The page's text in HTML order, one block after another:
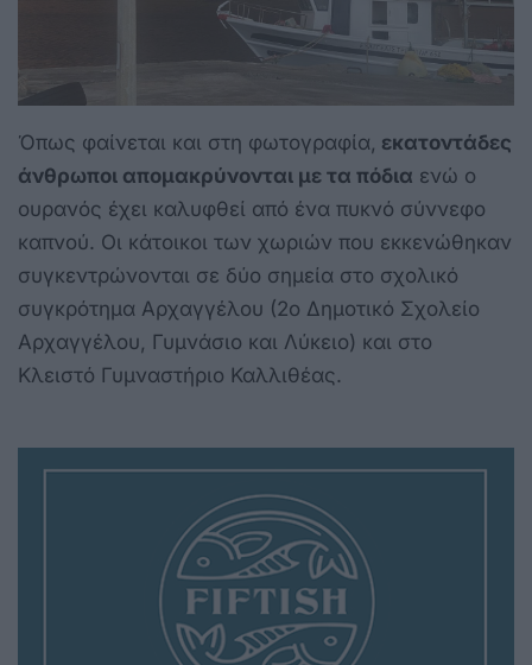
Όπως φαίνεται και στη φωτογραφία, εκατοντάδες
άνθρωποι απομακρύνονται με τα πόδια ενώ ο
ουρανός έχει καλυφθεί από ένα πυκνό σύννεφο
καπνού. Οι κάτοικοι των χωριών που εκκενώθηκαν
συγκεντρώνονται σε δύο σημεία στο σχολικό
συγκρότημα Αρχαγγέλου (2ο Δημοτικό Σχολείο
Αρχαγγέλου, Γυμνάσιο και Λύκειο) και στο
Κλειστό Γυμναστήριο Καλλιθέας.